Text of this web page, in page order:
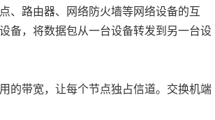
、路由器、网络防火墙等网络设备的互
备，将数据包从一台设备转发到另一台设
的带宽，让每个节点独占信道。交换机端